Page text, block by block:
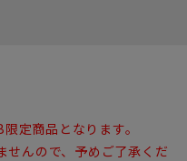
定商品となります。
んので、予めご了承くだ